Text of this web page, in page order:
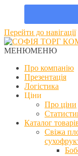
Перейти до навігації
МЕНЮМЕНЮ
Про компанію
Презентація
Логістика
Ціни
Про ціни
Каталог
Свіжа